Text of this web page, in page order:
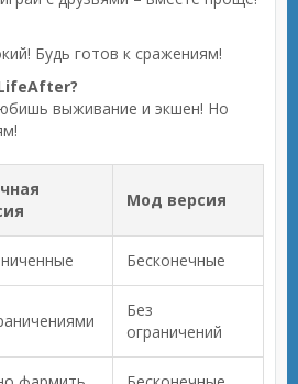
Будь готов к сражениям!
выживание и экшен! Но
Мод версия
Бесконечные
Без
ограничений